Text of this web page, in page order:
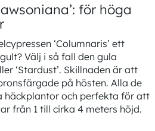
för höga
‘Columnaris’ ett
Välj i så fall den gula
‘Stardust’. Skillnaden är att
på hösten. Alla de
häckplantor och perfekta för att
från 1 till cirka 4 meters höjd.